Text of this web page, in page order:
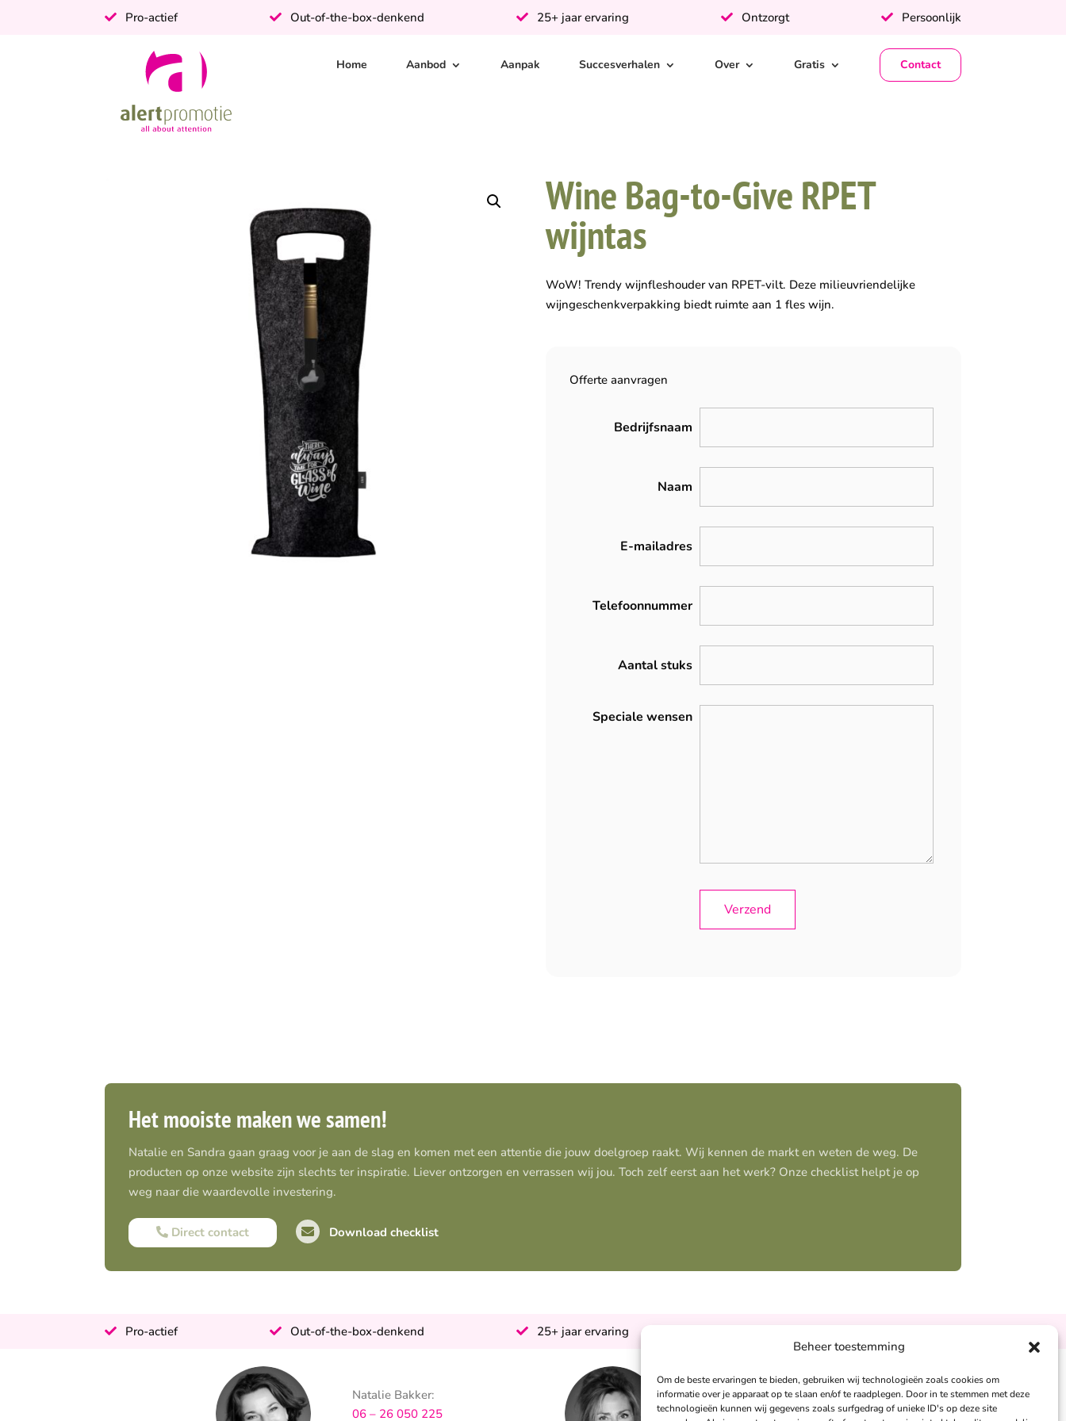
Beheer toestemming
Om de beste ervaringen te bieden, gebruiken wij technologieën zoals cookies om
informatie over je apparaat op te slaan en/of te raadplegen. Door in te stemmen met deze
technologieën kunnen wij gegevens zoals surfgedrag of unieke ID's op deze site
Pro-actief Out-of-the-box-denkend 25+ jaar ervaring Ontzorgt Persoonlijk
Home Aanbod Aanpak Succesverhalen Over Gratis Contact
Wine Bag-to-Give RPET
wijntas
WoW! Trendy wijnfleshouder van RPET-vilt. Deze milieuvriendelijke
wijngeschenkverpakking biedt ruimte aan 1 fles wijn.
Offerte aanvragen
Bedrijfsnaam
Naam
E-mailadres
Telefoonnummer
Aantal stuks
Speciale wensen
Het mooiste maken we samen!
Natalie en Sandra gaan graag voor je aan de slag en komen met een attentie die jouw doelgroep raakt. Wij kennen de markt en weten de weg. De
producten op onze website zijn slechts ter inspiratie. Liever ontzorgen en verrassen wij jou. Toch zelf eerst aan het werk? Onze checklist helpt je op
weg naar die waardevolle investering.
Direct contact Download checklist
Pro-actief Out-of-the-box-denkend 25+ jaar ervaring
Natalie Bakker:
06 – 26 050 225
Sandra Peters:
06 – 26 050 230